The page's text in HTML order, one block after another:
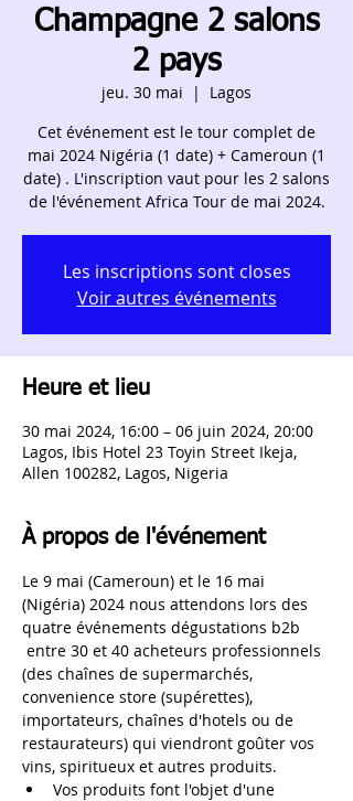
Champagne 2 salons
2 pays
jeu. 30 mai
  |
Lagos
Cet événement est le tour complet de
mai 2024 Nigéria (1 date) + Cameroun (1
date) . L'inscription vaut pour les 2 salons
de l'événement Africa Tour de mai 2024.
Les inscriptions sont closes
Voir autres événements
Heure et lieu
30 mai 2024, 16:00 – 06 juin 2024, 20:00
Lagos, Ibis Hotel 23 Toyin Street Ikeja,
Allen 100282, Lagos, Nigeria
À propos de l'événement
Le 9 mai (Cameroun) et le 16 mai
(Nigéria) 2024 nous attendons lors des
quatre événements dégustations b2b
entre 30 et 40 acheteurs professionnels
(des chaînes de supermarchés,
convenience store (supérettes),
importateurs, chaînes d'hotels ou de
restaurateurs) qui viendront goûter vos
vins, spiritueux et autres produits.
Vos produits font l'objet d'une